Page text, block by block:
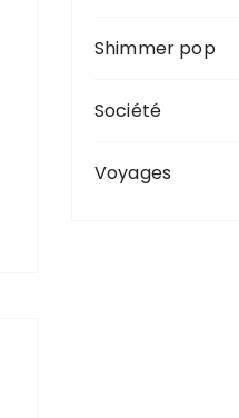
Shimmer pop
Société
Voyages